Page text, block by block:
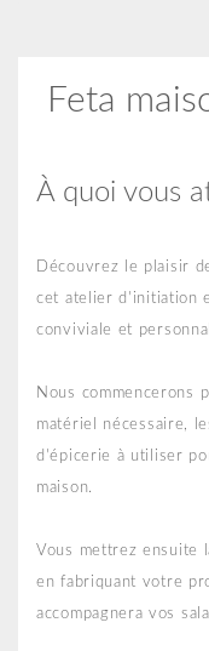
Feta
À quoi vous
Découvrez le plaisir
cet atelier d'initiation
conviviale et
Nous commencerons
matériel nécessaire,
d'épicerie à utiliser
maison.
Vous mettrez ensuite
en fabriquant votre
accompagnera vos